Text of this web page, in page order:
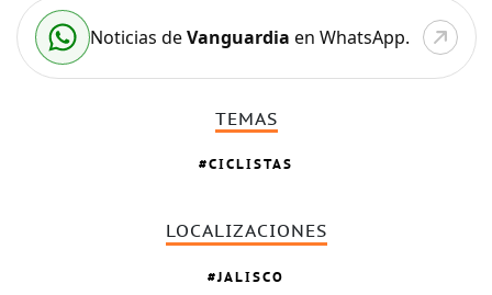
Noticias deVanguardia en WhatsApp.
TEMAS
CICLISTAS
LOCALIZACIONES
JALISCO